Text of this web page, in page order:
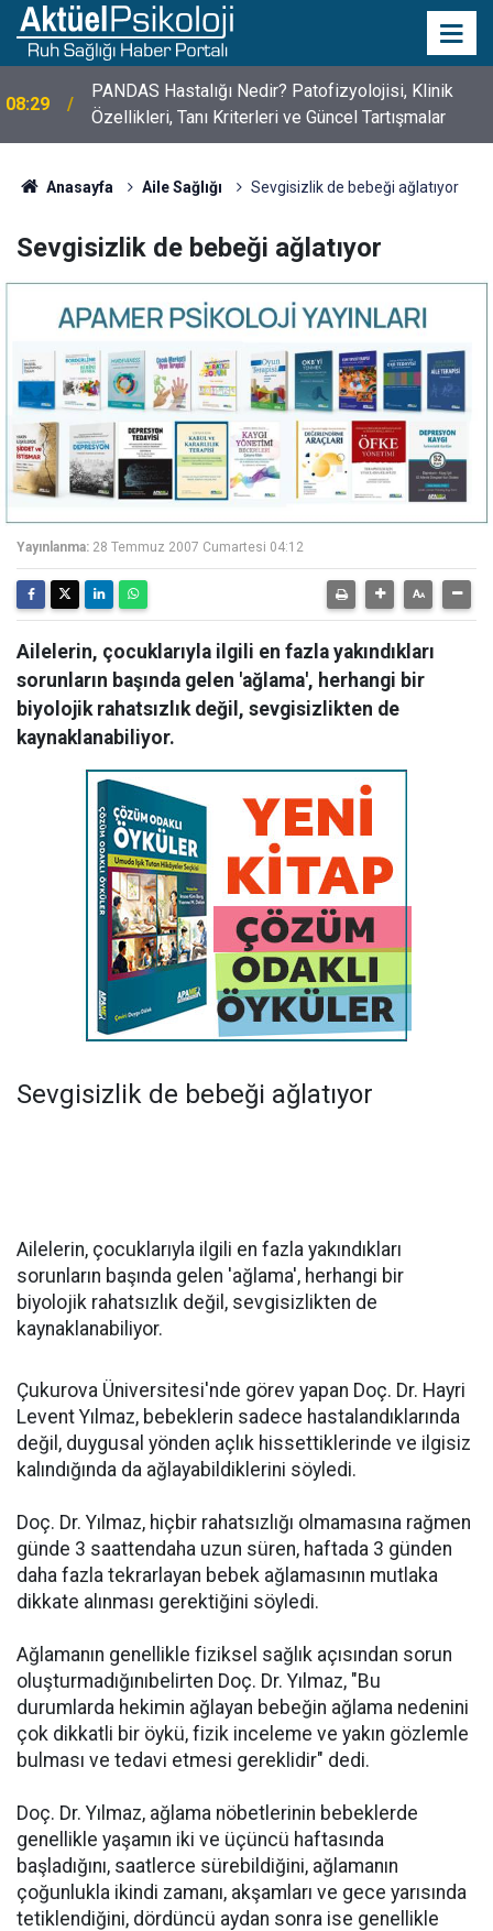
10:30
10 Mayıs Psikologlar Günü Nasıl Ortaya Çıktı? 10
Mayıs Tarihinin Hikayesi
Anasayfa Aile Sağlığı Sevgisizlik de bebeği ağlatıyor
Sevgisizlik de bebeği ağlatıyor
Yayınlanma: 28 Temmuz 2007 Cumartesi 04:12
Ailelerin, çocuklarıyla ilgili en fazla yakındıkları
sorunların başında gelen 'ağlama', herhangi bir
biyolojik rahatsızlık değil, sevgisizlikten de
kaynaklanabiliyor.
Sevgisizlik de bebeği ağlatıyor
Ailelerin, çocuklarıyla ilgili en fazla yakındıkları
sorunların başında gelen 'ağlama', herhangi bir
biyolojik rahatsızlık değil, sevgisizlikten de
kaynaklanabiliyor.
Çukurova Üniversitesi'nde görev yapan Doç. Dr. Hayri
Levent Yılmaz, bebeklerin sadece hastalandıklarında
değil, duygusal yönden açlık hissettiklerinde ve ilgisiz
kalındığında da ağlayabildiklerini söyledi.
Doç. Dr. Yılmaz, hiçbir rahatsızlığı olmamasına rağmen
günde 3 saattendaha uzun süren, haftada 3 günden
daha fazla tekrarlayan bebek ağlamasının mutlaka
dikkate alınması gerektiğini söyledi.
Ağlamanın genellikle fiziksel sağlık açısından sorun
oluşturmadığınıbelirten Doç. Dr. Yılmaz, "Bu
durumlarda hekimin ağlayan bebeğin ağlama nedenini
çok dikkatli bir öykü, fizik inceleme ve yakın gözlemle
bulması ve tedavi etmesi gereklidir" dedi.
Doç. Dr. Yılmaz, ağlama nöbetlerinin bebeklerde
genellikle yaşamın iki ve üçüncü haftasında
başladığını, saatlerce sürebildiğini, ağlamanın
çoğunlukla ikindi zamanı, akşamları ve gece yarısında
tetiklendiğini, dördüncü aydan sonra ise genellikle